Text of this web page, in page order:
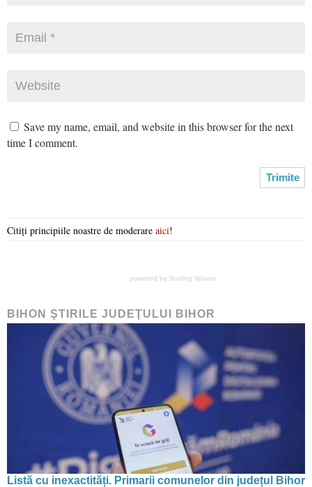
Save my name, email, and website in this browser for the next
time I comment.
Citiți principiile noastre de moderare aici!
powered by Surfing Waves
BIHON ŞTIRILE JUDEŢULUI BIHOR
Listă cu inexactități. Primarii comunelor din județul Bihor